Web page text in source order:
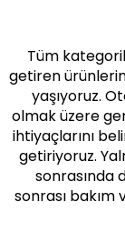
Tüm
getiren
yaşıyoruz.
olmak üzere
ihtiyaçlarını
getiriyoruz.
sonrasında
sonrası